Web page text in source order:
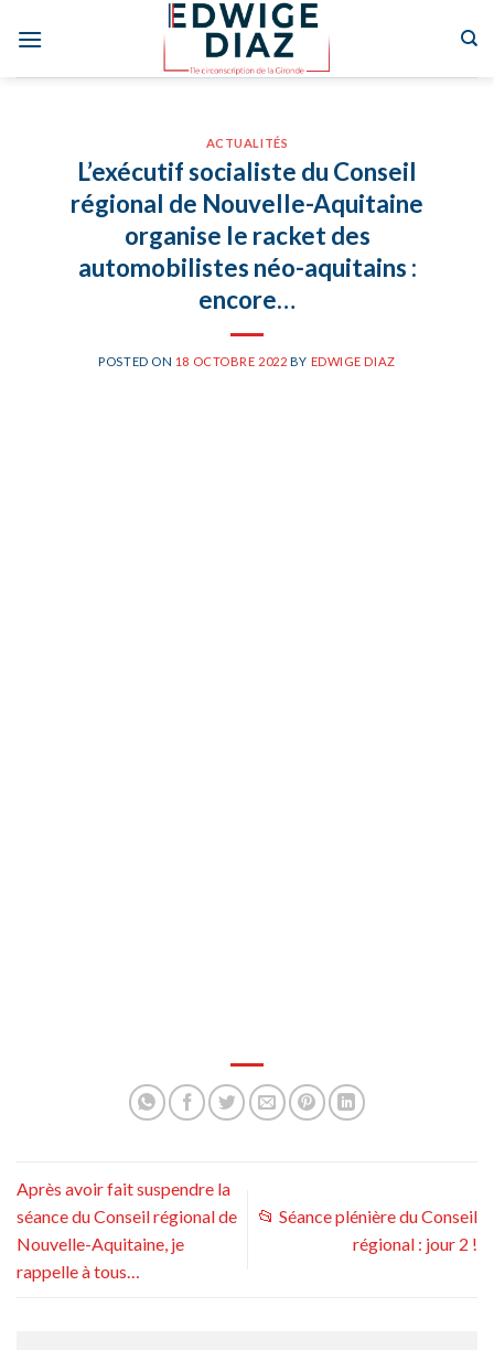
ACTUALITÉS
L’exécutif socialiste du Conseil
régional de Nouvelle-Aquitaine
organise le racket des
automobilistes néo-aquitains :
encore…
POSTED ON 18 OCTOBRE 2022 BY EDWIGE DIAZ
Après avoir fait suspendre la
séance du Conseil régional de
Nouvelle-Aquitaine, je
rappelle à tous…
📂 Séance plénière du Conseil
régional : jour 2 !